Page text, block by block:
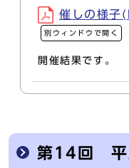
催しの様
別ウィンドウで開く
開催結果です。
第14回 平